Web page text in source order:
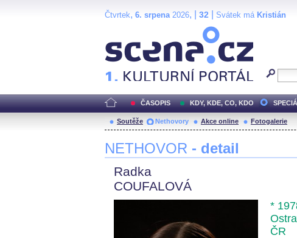
Čtvrtek, 6. srpena2026, | 32 Svátek má Kristián
ČASOPIS KDY, KDE, CO, KDO
Soutěže Nethovory Akce online Fotogalerie
NETHOVOR - detail
Radka
COUFALOVÁ
*
ČR